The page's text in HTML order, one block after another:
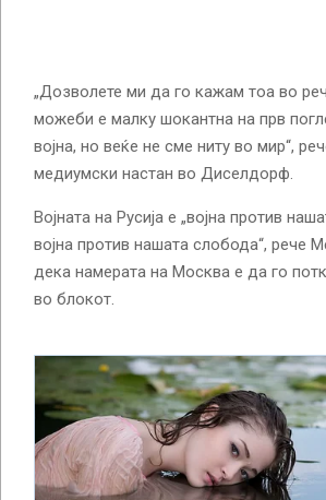
„Дозволете ми да го кажам тоа во
можеби е малку шокантна на прв
војна, но веќе не сме ниту во мир“,
медиумски настан во Диселдорф.
Војната на Русија е „војна против
војна против нашата слобода“, рече
дека намерата на Москва е да го
во блокот.